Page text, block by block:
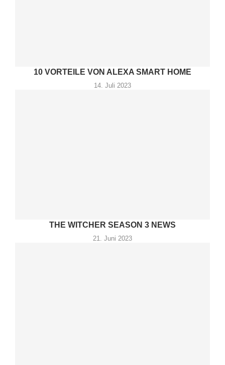
10 VORTEILE VON ALEXA SMART HOME
14. Juli 2023
THE WITCHER SEASON 3 NEWS
21. Juni 2023